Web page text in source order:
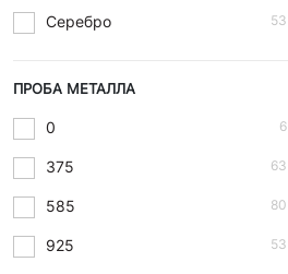
Серебро 53
ПРОБА МЕТАЛЛА
0 6
375 63
585 80
925 53